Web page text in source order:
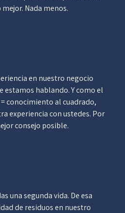
Nada menos.
en nuestro negocio
estamos hablando. Y como el
conocimiento al cuadrado,
experiencia con ustedes. Por
consejo posible.
una segunda vida. De esa
de residuos en nuestro